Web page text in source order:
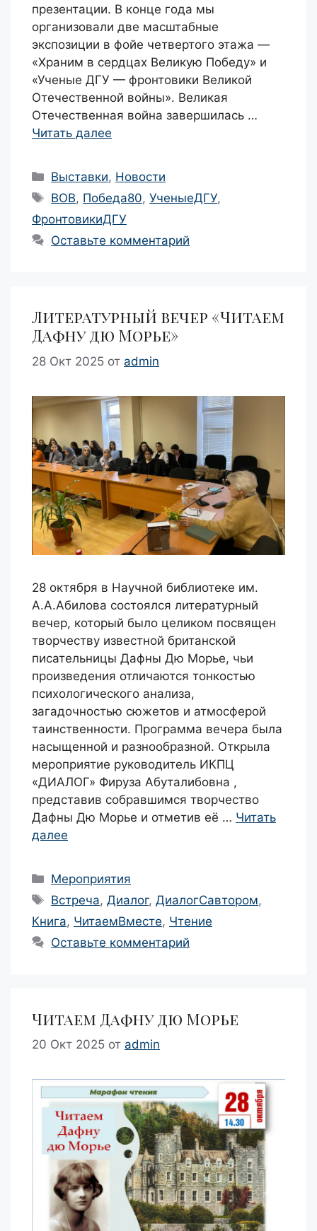
презентации. В конце года мы
организовали две масштабные
экспозиции в фойе четвертого этажа —
«Храним в сердцах Великую Победу» и
«Ученые ДГУ — фронтовики Великой
Отечественной войны». Великая
Отечественная война завершилась …
Читать далее
Рубрики
Выставки, Новости
Метки
ВОВ, Победа80,УченыеДГУ,
ФронтовикиДГУ
Оставьте комментарий
Литературный вечер «Читаем
Дафну дю Морье»
28 Окт 2025 от admin
28 октября в Научной библиотеке им.
А.А.Абилова состоялся литературный
вечер, который было целиком посвящен
творчеству известной британской
писательницы Дафны Дю Морье, чьи
произведения отличаются тонкостью
психологического анализа,
загадочностью сюжетов и атмосферой
таинственности. Программа вечера была
насыщенной и разнообразной. Открыла
мероприятие руководитель ИКПЦ
«ДИАЛОГ» Фируза Абуталибовна ,
представив собравшимся творчество
Дафны Дю Морье и отметив её … Читать
далее
Рубрики
Мероприятия
Метки
Встреча,Диалог,ДиалогСавтором,
Книга, ЧитаемВместе, Чтение
Оставьте комментарий
Читаем Дафну дю Морье
20 Окт 2025 от admin